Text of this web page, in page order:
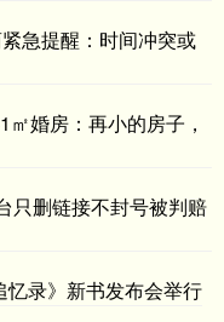
急提醒：时间冲突或
婚房：再小的房子，
只删链接不封号被判赔
忆录》新书发布会举行